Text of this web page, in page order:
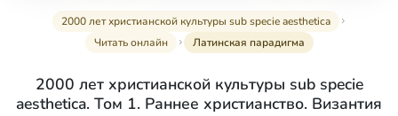
2000 лет христианской культуры sub specie aesthetica
Читать онлайн
Латинская парадигма
2000 лет христианской культуры sub specie
aesthetica. Том 1. Раннее христианство. Византия